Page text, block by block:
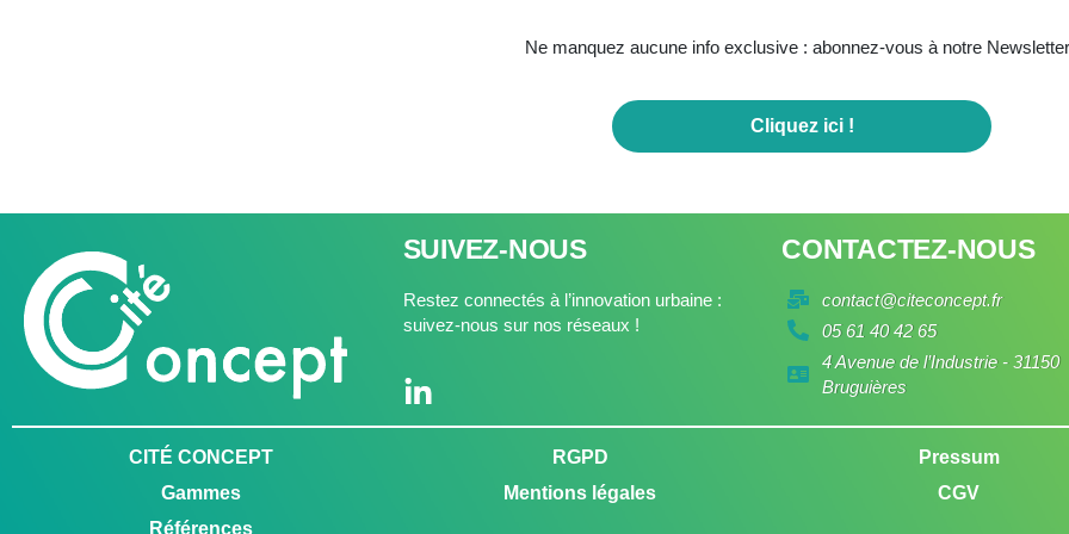
Ne manquez aucune info exclusive : abonnez-vous à notre
Cliquez ici !
SUIVEZ-NOUS
Restez connectés à l’innovation urbaine :
suivez-nous sur nos réseaux !
CONTACTEZ-NOUS
contact@citeconcept.fr
05 61 40 42 65
4 Avenue de l’Industrie - 31150
Bruguières
CITÉ CONCEPT
Gammes
Références
RGPD
Mentions légales
Pressum
CGV